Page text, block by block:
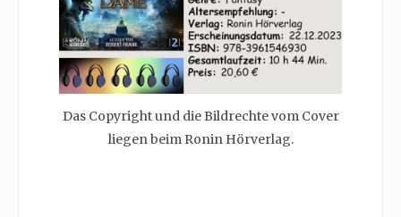
Das Copyright und die Bildrechte vom Cover
liegen beim Ronin Hörverlag.